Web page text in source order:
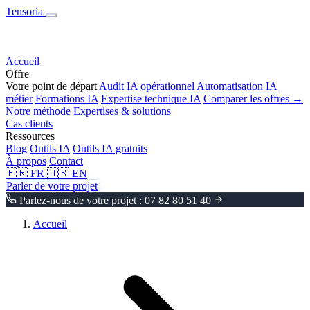
Tensoria
Accueil
Offre
Votre point de départ Audit IA opérationnel Automatisation IA
métier Formations IA Expertise technique IA Comparer les offres →
Notre méthode Expertises & solutions
Cas clients
Ressources
Blog Outils IA Outils IA gratuits
À propos Contact
🇫🇷 FR 🇺🇸 EN
Parler de votre projet
Parlez-nous de votre projet : 07 82 80 51 40
Accueil